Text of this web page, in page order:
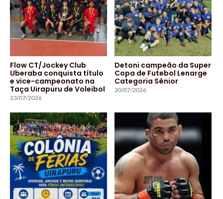
Flow CT/Jockey Club
Uberaba conquista título
e vice-campeonato na
Taça Uirapuru de Voleibol
23/07/2026
Detoni campeão da Super
Copa de Futebol Lenarge
Categoria Sênior
20/07/2026